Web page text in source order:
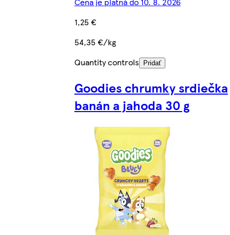
1,25 €
54,35 €/kg
Quantity controls
Pridať
Goodies chrumky srdiečka
banán a jahoda 30 g